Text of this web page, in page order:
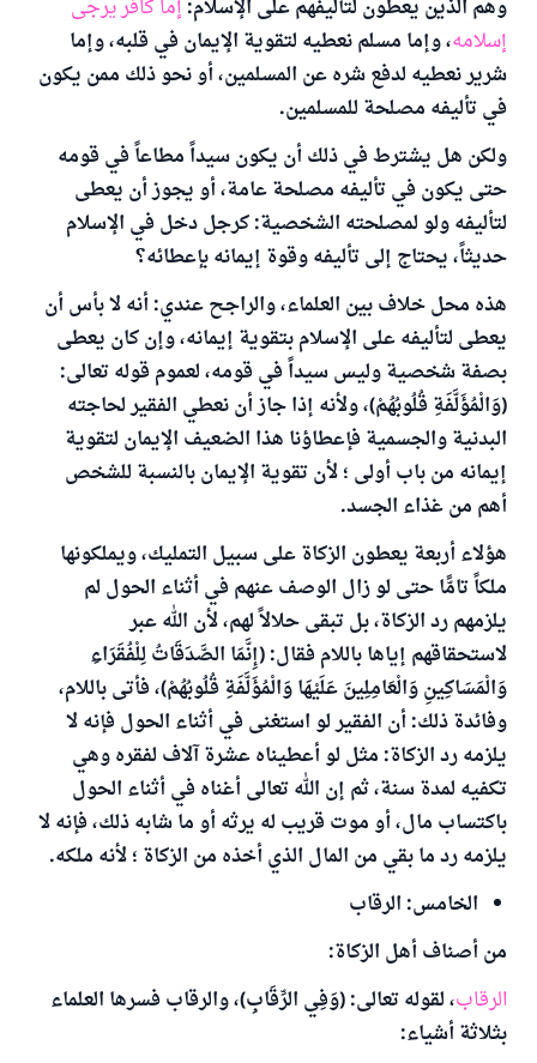
وهم الذين يعطون لتأليفهم على الإسلام: إما كافر يرجى
إسلامه، وإما مسلم نعطيه لتقوية الإيمان في قلبه، وإما
شرير نعطيه لدفع شره عن المسلمين، أو نحو ذلك ممن يكون
في تأليفه مصلحة للمسلمين.
ولكن هل يشترط في ذلك أن يكون سيداً مطاعاً في قومه
حتى يكون في تأليفه مصلحة عامة، أو يجوز أن يعطى
لتأليفه ولو لمصلحته الشخصية: كرجل دخل في الإسلام
حديثاً، يحتاج إلى تأليفه وقوة إيمانه بإعطائه؟
هذه محل خلاف بين العلماء، والراجح عندي: أنه لا بأس أن
يعطى لتأليفه على الإسلام بتقوية إيمانه، وإن كان يعطى
بصفة شخصية وليس سيداً في قومه، لعموم قوله تعالى:
(وَالْمُؤَلَّفَةِ قُلُوبُهُمْ)، ولأنه إذا جاز أن نعطي الفقير لحاجته
البدنية والجسمية فإعطاؤنا هذا الضعيف الإيمان لتقوية
إيمانه من باب أولى ؛ لأن تقوية الإيمان بالنسبة للشخص
أهم من غذاء الجسد.
هؤلاء أربعة يعطون الزكاة على سبيل التمليك، ويملكونها
ملكاً تامًّا حتى لو زال الوصف عنهم في أثناء الحول لم
يلزمهم رد الزكاة، بل تبقى حلالاً لهم، لأن الله عبر
لاستحقاقهم إياها باللام فقال: (إِنَّمَا الصَّدَقَاتُ لِلْفُقَرَاءِ
وَالْمَسَاكِينِ وَالْعَامِلِينَ عَلَيْهَا وَالْمُؤَلَّفَةِ قُلُوبُهُمْ)، فأتى باللام،
وفائدة ذلك: أن الفقير لو استغنى في أثناء الحول فإنه لا
يلزمه رد الزكاة: مثل لو أعطيناه عشرة آلاف لفقره وهي
تكفيه لمدة سنة، ثم إن الله تعالى أغناه في أثناء الحول
باكتساب مال، أو موت قريب له يرثه أو ما شابه ذلك، فإنه لا
يلزمه رد ما بقي من المال الذي أخذه من الزكاة ؛ لأنه ملكه.
الخامس: الرقاب
من أصناف أهل الزكاة:
الرقاب، لقوله تعالى: (وَفِي الرِّقَابِ)، والرقاب فسرها العلماء
بثلاثة أشياء: